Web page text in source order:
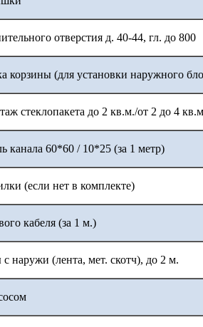
отверстия д. 40-44, гл. до 800
корзины (для установки наружного
стеклопакета до 2 кв.м./от 2 до 4
канала 60*60 / 10*25 (за 1 метр)
(если нет в комплекте)
кабеля (за 1 м.)
наружи (лента, мет. скотч), до 2 м.